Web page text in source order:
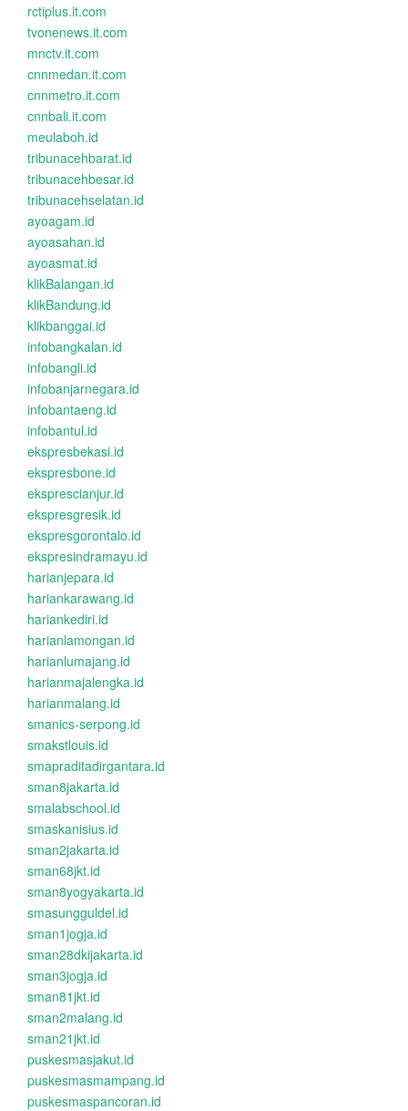
rctiplus.it.com
tvonenews.it.com
mnctv.it.com
cnnmedan.it.com
cnnmetro.it.com
cnnbali.it.com
meulaboh.id
tribunacehbarat.id
tribunacehbesar.id
tribunacehselatan.id
ayoagam.id
ayoasahan.id
ayoasmat.id
klikBalangan.id
klikBandung.id
klikbanggai.id
infobangkalan.id
infobangli.id
infobanjarnegara.id
infobantaeng.id
infobantul.id
ekspresbekasi.id
ekspresbone.id
eksprescianjur.id
ekspresgresik.id
ekspresgorontalo.id
ekspresindramayu.id
harianjepara.id
hariankarawang.id
hariankediri.id
harianlamongan.id
harianlumajang.id
harianmajalengka.id
harianmalang.id
smanics-serpong.id
smakstlouis.id
smapraditadirgantara.id
sman8jakarta.id
smalabschool.id
smaskanisius.id
sman2jakarta.id
sman68jkt.id
sman8yogyakarta.id
smasungguldel.id
sman1jogja.id
sman28dkijakarta.id
sman3jogja.id
sman81jkt.id
sman2malang.id
sman21jkt.id
puskesmasjakut.id
puskesmasmampang.id
puskesmaspancoran.id